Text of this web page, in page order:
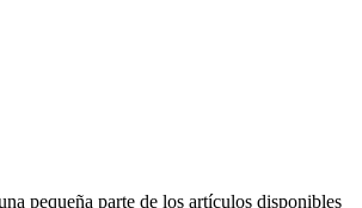
pequeña parte de los artículos disponibles